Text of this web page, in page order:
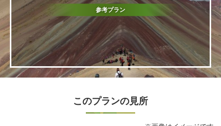
参考プラン
このプランの見所